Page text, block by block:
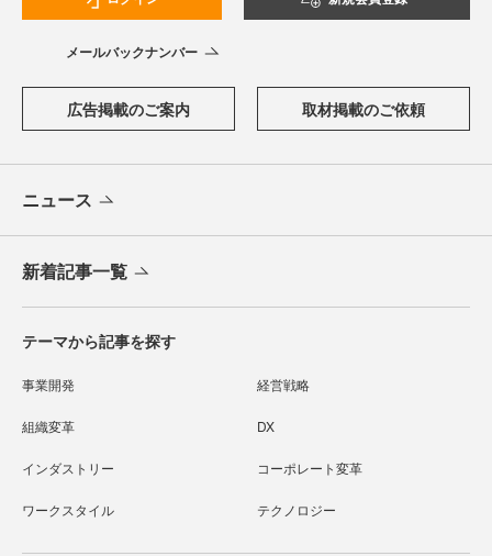
メールバックナンバー
広告掲載のご案内 取材掲載のご依頼
ニュース
新着記事一覧
テーマから記事を探す
事業開発 経営戦略
組織変革 DX
インダストリー コーポレート変革
ワークスタイル テクノロジー